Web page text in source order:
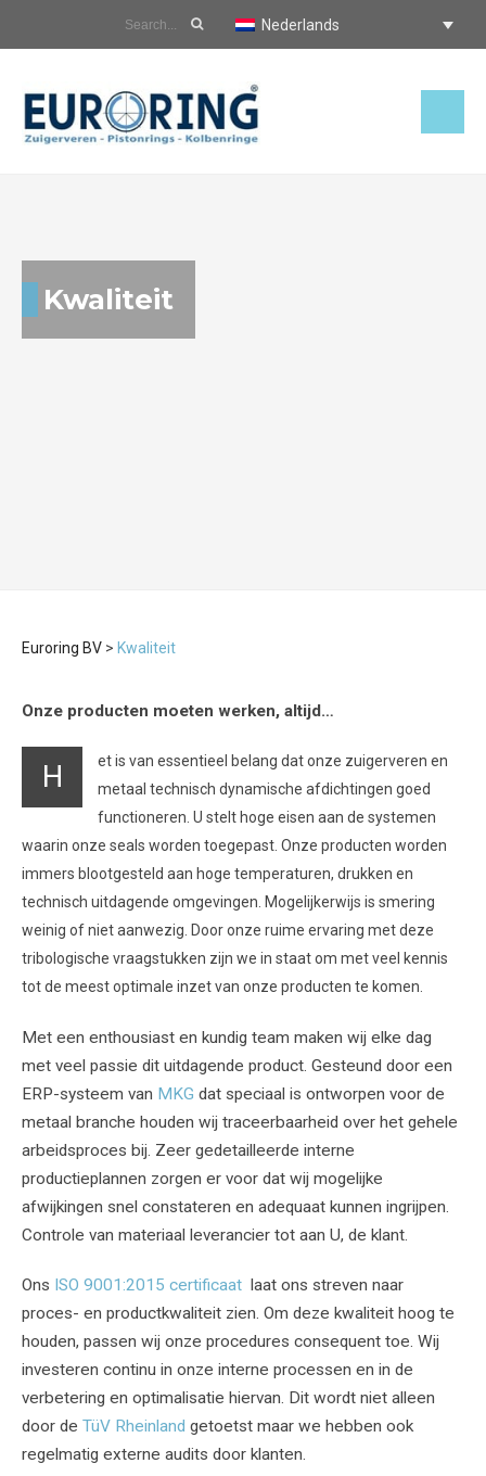
Nederlands
Kwaliteit
Euroring BV > Kwaliteit
Onze producten moeten werken, altijd…
H
et is van essentieel belang dat onze zuigerveren en
metaal technisch dynamische afdichtingen goed
functioneren. U stelt hoge eisen aan de systemen
waarin onze seals worden toegepast. Onze producten worden
immers blootgesteld aan hoge temperaturen, drukken en
technisch uitdagende omgevingen. Mogelijkerwijs is smering
weinig of niet aanwezig. Door onze ruime ervaring met deze
tribologische vraagstukken zijn we in staat om met veel kennis
tot de meest optimale inzet van onze producten te komen.
Met een enthousiast en kundig team maken wij elke dag
met veel passie dit uitdagende product. Gesteund door een
ERP-systeem van MKG dat speciaal is ontworpen voor de
metaal branche houden wij traceerbaarheid over het gehele
arbeidsproces bij. Zeer gedetailleerde interne
productieplannen zorgen er voor dat wij mogelijke
afwijkingen snel constateren en adequaat kunnen ingrijpen.
Controle van materiaal leverancier tot aan U, de klant.
Ons ISO 9001:2015 certificaat laat ons streven naar
proces- en productkwaliteit zien. Om deze kwaliteit hoog te
houden, passen wij onze procedures consequent toe. Wij
investeren continu in onze interne processen en in de
verbetering en optimalisatie hiervan. Dit wordt niet alleen
door de TüV Rheinland getoetst maar we hebben ook
regelmatig externe audits door klanten.